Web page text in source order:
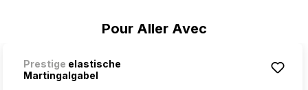
Pour Aller Avec
Prestige elastische
Martingalgabel